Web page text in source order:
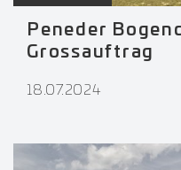
Peneder
Grossauftrag
18.07.2024